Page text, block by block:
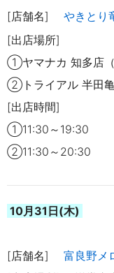
[店舗名] やきとり
[出店場所]
①ヤマナカ 知多店（
②トライアル 半田亀
[出店時間]
①11:30～19:30
②11:30～20:30
10月31日(木)
[店舗名] 富良野メ